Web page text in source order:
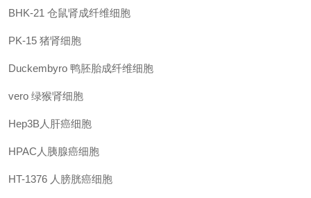
BHK-21 仓鼠肾成纤维细胞
PK-15 猪肾细胞
Duckembyro 鸭胚胎成纤维细胞
vero 绿猴肾细胞
Hep3B人肝癌细胞
HPAC人胰腺癌细胞
HT-1376 人膀胱癌细胞